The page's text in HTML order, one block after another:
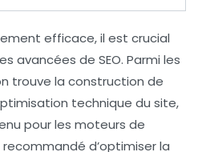
efficace, il est crucial
avancées de SEO. Parmi les
trouve la construction de
technique du site,
pour les moteurs de
d’optimiser la